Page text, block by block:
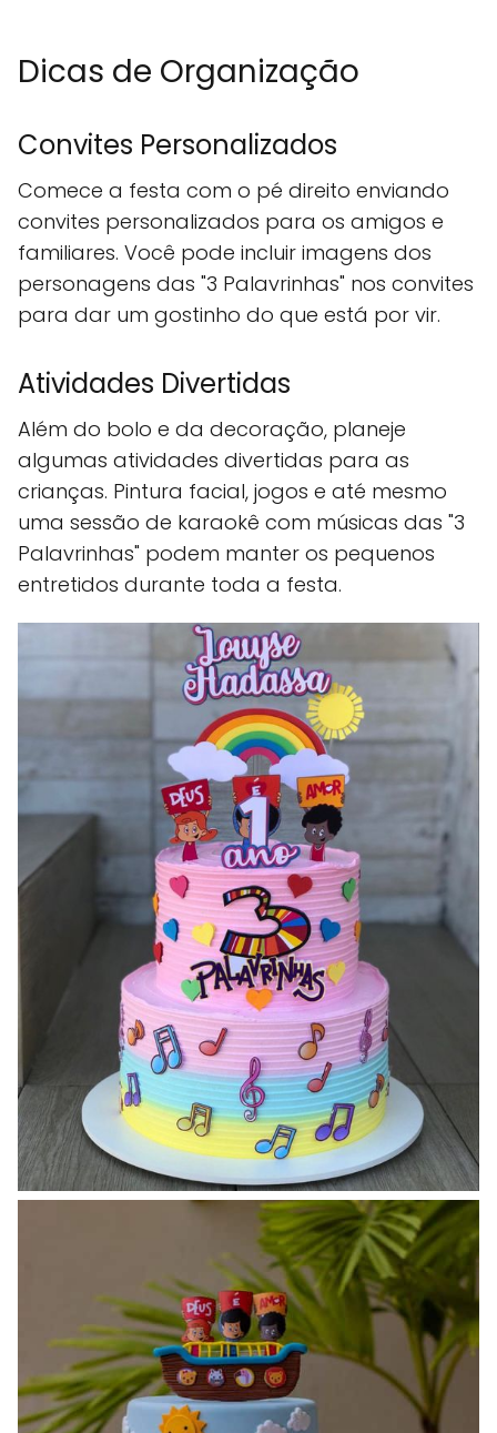
Dicas de Organização
Convites Personalizados
Comece a festa com o pé direito enviando
convites personalizados para os amigos e
familiares. Você pode incluir imagens dos
personagens das "3 Palavrinhas" nos convites
para dar um gostinho do que está por vir.
Atividades Divertidas
Além do bolo e da decoração, planeje
algumas atividades divertidas para as
crianças. Pintura facial, jogos e até mesmo
uma sessão de karaokê com músicas das "3
Palavrinhas" podem manter os pequenos
entretidos durante toda a festa.